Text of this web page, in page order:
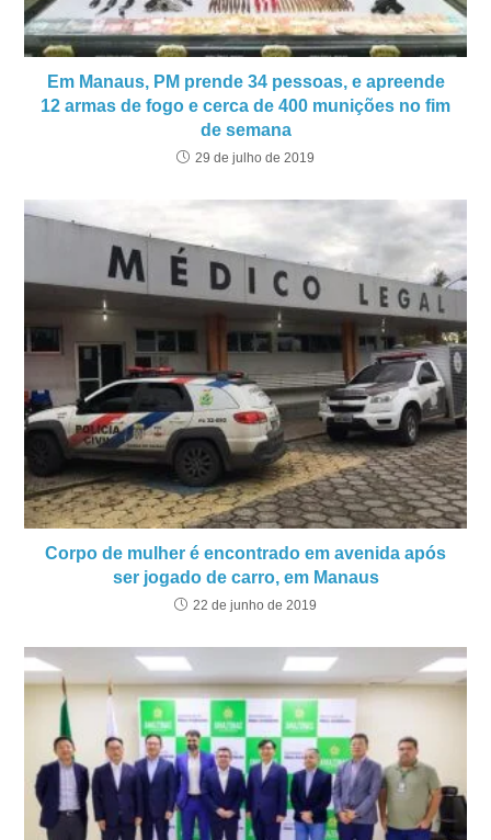
Em Manaus, PM prende 34 pessoas, e apreende
12 armas de fogo e cerca de 400 munições no fim
de semana
29 de julho de 2019
Corpo de mulher é encontrado em avenida após
ser jogado de carro, em Manaus
22 de junho de 2019